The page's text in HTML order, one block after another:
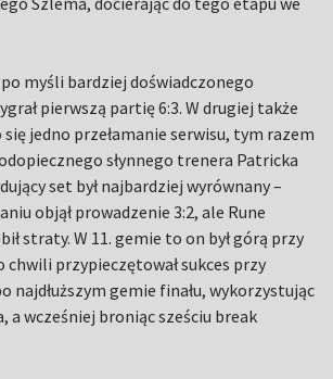
po myśli bardziej doświadczonego
pierwszą partię 6:3. W drugiej także
się jedno przełamanie serwisu, tym razem
słynnego trenera Patricka
set był najbardziej wyrównany –
objął prowadzenie 3:2, ale Rune
straty. W 11. gemie to on był górą przy
chwili przypieczętował sukces przy
najdłuższym gemie finału, wykorzystując
a wcześniej broniąc sześciu break